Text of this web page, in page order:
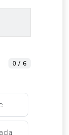
0 / 6